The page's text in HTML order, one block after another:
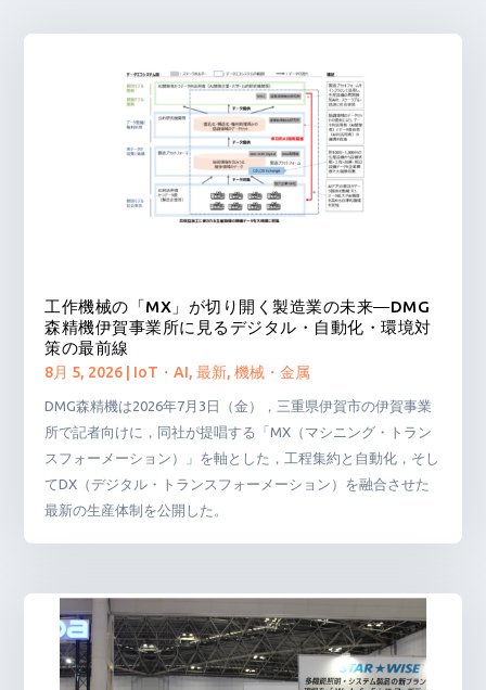
工作機械の「MX」が切り開く製造業の未来―DMG
森精機伊賀事業所に見るデジタル・自動化・環境対
策の最前線
8月 5, 2026 | IoT・AI,最新,機械・金属
DMG森精機は2026年7月3日（金），三重県伊賀市の伊賀事業
所で記者向けに，同社が提唱する「MX（マシニング・トラン
スフォーメーション）」を軸とした，工程集約と自動化，そし
てDX（デジタル・トランスフォーメーション）を融合させた
最新の生産体制を公開した。